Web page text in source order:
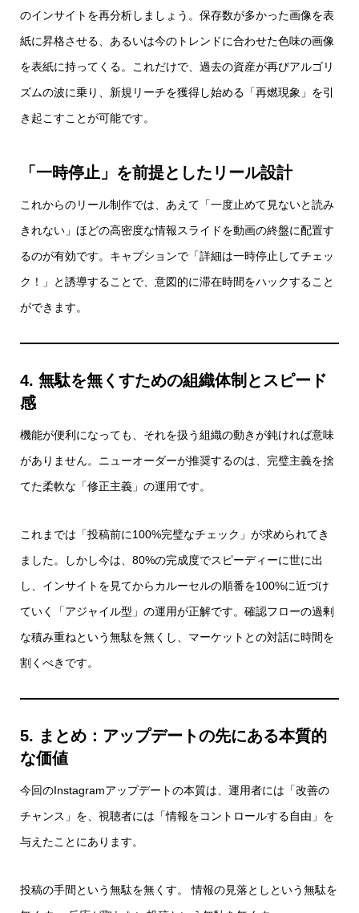
のインサイトを再分析しましょう。保存数が多かった画像を表
紙に昇格させる、あるいは今のトレンドに合わせた色味の画像
を表紙に持ってくる。これだけで、過去の資産が再びアルゴリ
ズムの波に乗り、新規リーチを獲得し始める「再燃現象」を引
き起こすことが可能です。
「一時停止」を前提としたリール設計
これからのリール制作では、あえて「一度止めて見ないと読み
きれない」ほどの高密度な情報スライドを動画の終盤に配置す
るのが有効です。キャプションで「詳細は一時停止してチェッ
ク！」と誘導することで、意図的に滞在時間をハックすること
ができます。
4. 無駄を無くすための組織体制とスピード
感
機能が便利になっても、それを扱う組織の動きが鈍ければ意味
がありません。ニューオーダーが推奨するのは、完璧主義を捨
てた柔軟な「修正主義」の運用です。
これまでは「投稿前に100%完璧なチェック」が求められてき
ました。しかし今は、80%の完成度でスピーディーに世に出
し、インサイトを見てからカルーセルの順番を100%に近づけ
ていく「アジャイル型」の運用が正解です。確認フローの過剰
な積み重ねという無駄を無くし、マーケットとの対話に時間を
割くべきです。
5. まとめ：アップデートの先にある本質的
な価値
今回のInstagramアップデートの本質は、運用者には「改善の
チャンス」を、視聴者には「情報をコントロールする自由」を
与えたことにあります。
投稿の手間という無駄を無くす。 情報の見落としという無駄を